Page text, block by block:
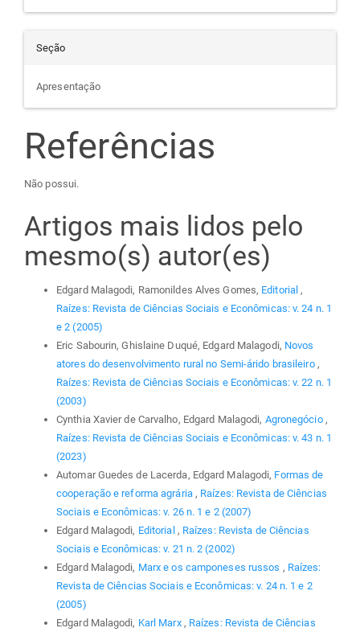
Seção
Apresentação
Referências
Não possui.
Artigos mais lidos pelo
mesmo(s) autor(es)
Edgard Malagodi, Ramonildes Alves Gomes, Editorial ,
Raízes: Revista de Ciências Sociais e Econômicas: v. 24 n. 1
e 2 (2005)
Eric Sabourin, Ghislaine Duqué, Edgard Malagodi, Novos
atores do desenvolvimento rural no Semi-árido brasileiro ,
Raízes: Revista de Ciências Sociais e Econômicas: v. 22 n. 1
(2003)
Cynthia Xavier de Carvalho, Edgard Malagodi, Agronegócio ,
Raízes: Revista de Ciências Sociais e Econômicas: v. 43 n. 1
(2023)
Automar Guedes de Lacerda, Edgard Malagodi, Formas de
cooperação e reforma agrária , Raízes: Revista de Ciências
Sociais e Econômicas: v. 26 n. 1 e 2 (2007)
Edgard Malagodi, Editorial , Raízes: Revista de Ciências
Sociais e Econômicas: v. 21 n. 2 (2002)
Edgard Malagodi, Marx e os camponeses russos , Raízes:
Revista de Ciências Sociais e Econômicas: v. 24 n. 1 e 2
(2005)
Edgard Malagodi, Karl Marx , Raízes: Revista de Ciências